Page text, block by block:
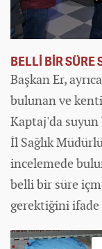
BELLİ BİR
Başkan Er,
bulunan ve
Kaptaj'da suyun
İl Sağlık
incelemede
belli bir süre
gerektiğini